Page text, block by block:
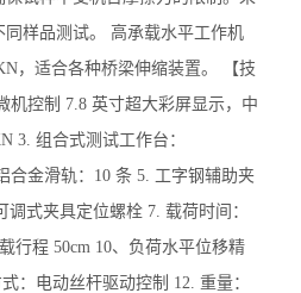
样品测试。 高承载水平工作机
，适合各种桥梁伸缩装置。 【技
机控制 7.8 英寸超大彩屏显示，中
3. 组合式测试工作台：
合金滑轨：10 条 5. 工字钢辅助夹
调式夹具定位螺栓 7. 载荷时间：
行程 50cm 10、负荷水平位移精
：电动丝杆驱动控制 12. 重量：